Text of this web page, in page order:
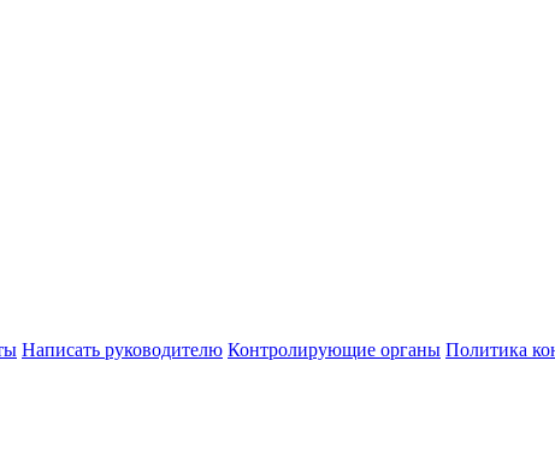
Написать руководителю Контролирующие органы Политика